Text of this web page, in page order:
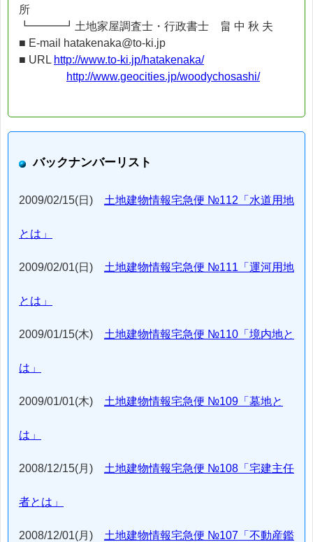
所
┗━━━┛土地家屋調査士・行政書士 畠 中 秋 夫
■ E-mail hatakenaka@to-ki.jp
■ URL http://www.to-ki.jp/hatakenaka/
http://www.geocities.jp/woodychosashi/
バックナンバーリスト
2009/02/15(日) 土地建物情報宅急便 №112「水道用地
とは」
2009/02/01(日) 土地建物情報宅急便 №111「運河用地
とは」
2009/01/15(木) 土地建物情報宅急便 №110「境内地と
は」
2009/01/01(木) 土地建物情報宅急便 №109「墓地と
は」
2008/12/15(月) 土地建物情報宅急便 №108「宅建主任
者とは」
2008/12/01(月) 土地建物情報宅急便 №107「不動産鑑